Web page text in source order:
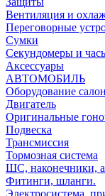
Вентиляция и
Переговорные
Сумки
Секундомеры и
Аксессуары
АВТОМОБИЛЬ
Оборудование
Двигатель
Оригинальные
Подвеска
Трансмиссия
Тормозная система
ШС, наконечники,
Фитинги, шланги.
Электросистема,